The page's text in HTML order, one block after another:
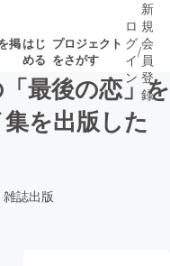
掲はじ
める
プロジェクト
をさがす
ロ
グ
イ
ン
/
新
規
会
員
登
録
最後の恋」を
を出版した
誌出版